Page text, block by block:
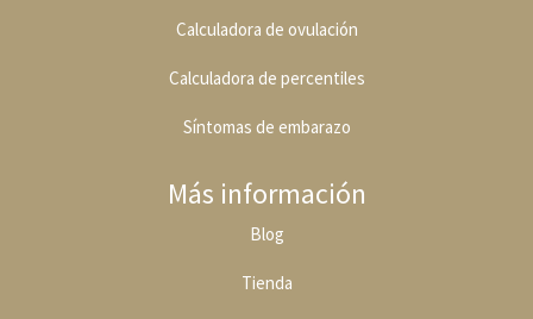
Calculadora de ovulación
Calculadora de percentiles
Síntomas de embarazo
Más información
Blog
Tienda